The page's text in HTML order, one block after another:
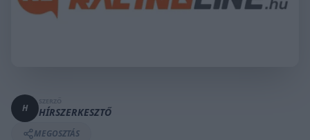
H HÍRSZERKESZTŐ
MEGOSZTÁS